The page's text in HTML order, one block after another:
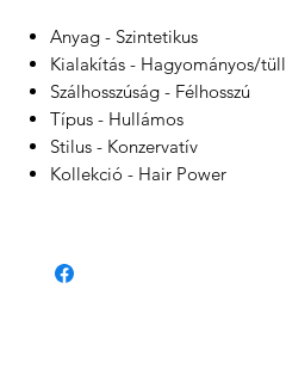
Anyag - Szintetikus
Kialakítás - Hagyományos/tüll
Szálhosszúság - Félhosszú
Típus - Hullámos
Stilus - Konzervatív
Kollekció - Hair Power